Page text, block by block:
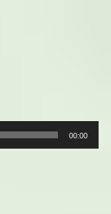
00:00